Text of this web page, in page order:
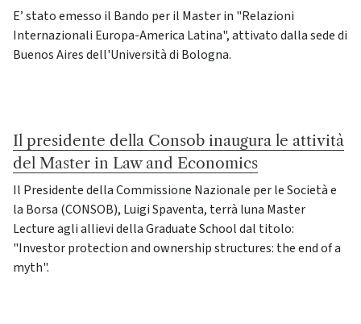
E’ stato emesso il Bando per il Master in "Relazioni
Internazionali Europa-America Latina", attivato dalla sede di
Buenos Aires dell'Università di Bologna.
Il presidente della Consob inaugura le attività
del Master in Law and Economics
Il Presidente della Commissione Nazionale per le Società e
la Borsa (CONSOB), Luigi Spaventa, terrà luna Master
Lecture agli allievi della Graduate School dal titolo:
"Investor protection and ownership structures: the end of a
myth".